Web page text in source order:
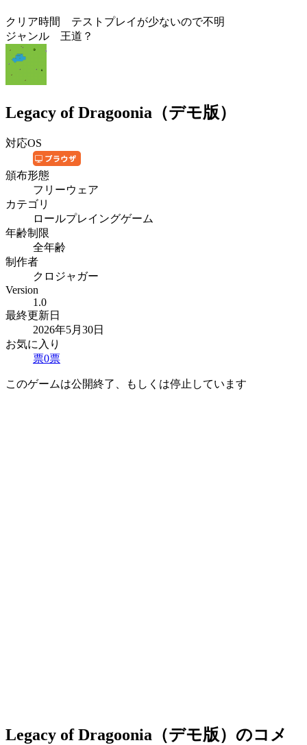
クリア時間 テストプレイが少ないので不明
ジャンル 王道？
Legacy of Dragoonia（デモ版）
対応OS
頒布形態
フリーウェア
カテゴリ
ロールプレイングゲーム
年齢制限
全年齢
制作者
クロジャガー
Version
1.0
最終更新日
2026年5月30日
お気に入り
票0票
このゲームは公開終了、もしくは停止しています
Legacy of Dragoonia（デモ版）のコメ